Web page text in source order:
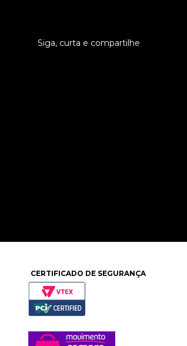
Siga, curta e compartilhe
CERTIFICADO DE SEGURANÇA